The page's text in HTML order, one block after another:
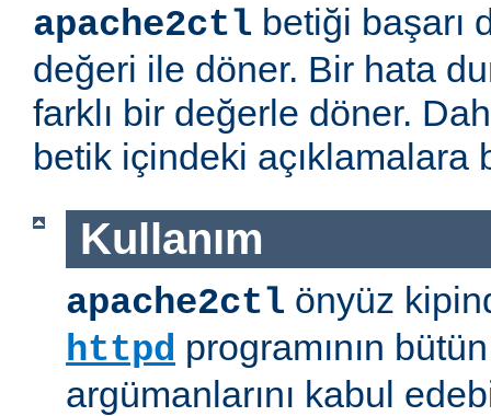
apache2ctl betiği başarı
değeri ile döner. Bir hata
farklı bir değerle döner.
betik içindeki açıklamalara
Kullanım
apache2ctl önyüz
httpd programının
argümanlarını kabul